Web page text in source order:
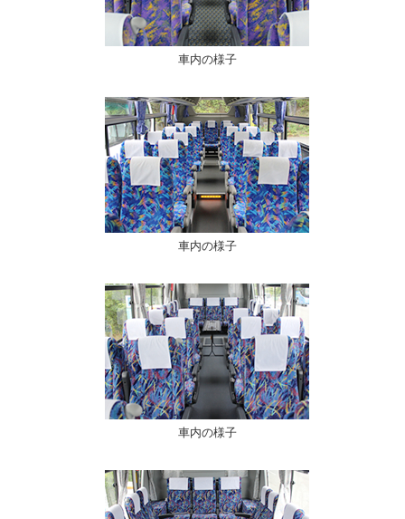
車内の様子
車内の様子
車内の様子